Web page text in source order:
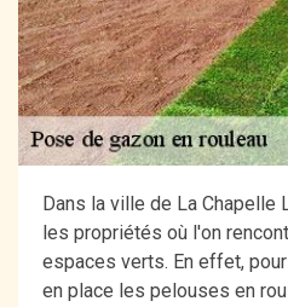
Dans la ville de La Chapelle
les propriétés où l'on
espaces verts. En effet,
en place les pelouses en